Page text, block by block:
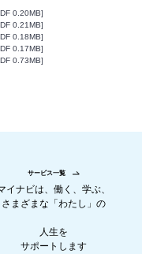
0.20MB]
0.21MB]
0.18MB]
0.17MB]
0.73MB]
サービス一覧
イナビは、働く、学ぶ、
さまざまな「わたし」の
人生を
サポートします